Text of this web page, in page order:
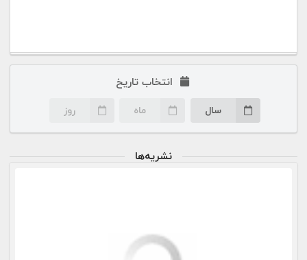
انتخاب تاریخ
سال ماه روز
نشریه‌ها